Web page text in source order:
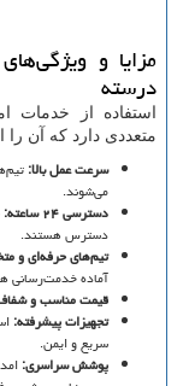
مزایا و
درسته
استفاده از خدمات
متعددی دارد که آن
سرعت عمل بالا:
می‌شوند.
دسترسی۲۴ساعته:
دسترس هستند.
تیم‌های حرفه‌ای و
آماده خدمت‌رسانی
قیمت مناسب و
تجهیزات پیشرفته:
سریع و ایمن.
پوشش سراسری: